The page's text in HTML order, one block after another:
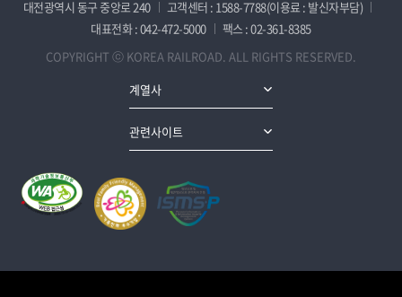
대전광역시 동구 중앙로 240
고객센터 : 1588-7788(이용료 : 발신자부담)
대표전화 : 042-472-5000
팩스 : 02-361-8385
COPYRIGHT ⓒ KOREA RAILROAD. ALL RIGHTS RESERVED.
계열사
관련사이트